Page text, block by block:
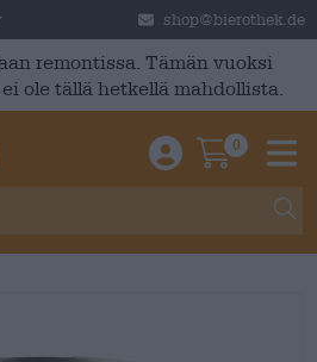
shop@bierothek.de
remontissa. Tämän vuoksi
ole tällä hetkellä mahdollista.
Einloggen /
0